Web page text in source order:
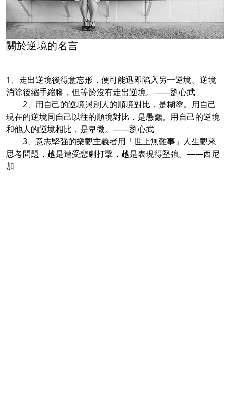
關於逆境的名言
1、走出逆境後得意忘形，便可能迅即陷入另一逆境。逆境
消除後縮手縮腳，但等於沒有走出逆境。——劉心武
2、用自己的逆境與別人的順境對比，是糊塗。用自己
現在的逆境同自己以往的順境對比，是愚蠢。用自己的逆境
和他人的逆境相比，是卑微。——劉心武
3、意志堅強的樂觀主義者用「世上無難事」人生觀來
思考問題，越是遭受悲劇打擊，越是表現得堅強。——西尼
加